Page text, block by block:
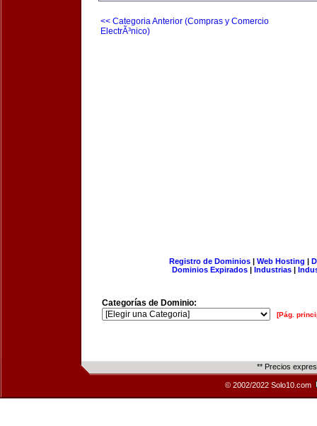
<< Categoria Anterior (Compras y Comercio
ElectrÃ³nico)
Registro de Dominios| Web Hosting |
Dominios Expirados | Industrias |
Categorías de Dominio:
[Pág.
** Precios
© 2002/2022 Solo10.com